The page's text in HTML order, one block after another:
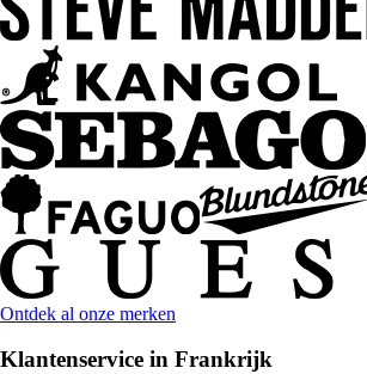
Ontdek al onze merken
Klantenservice in Frankrijk